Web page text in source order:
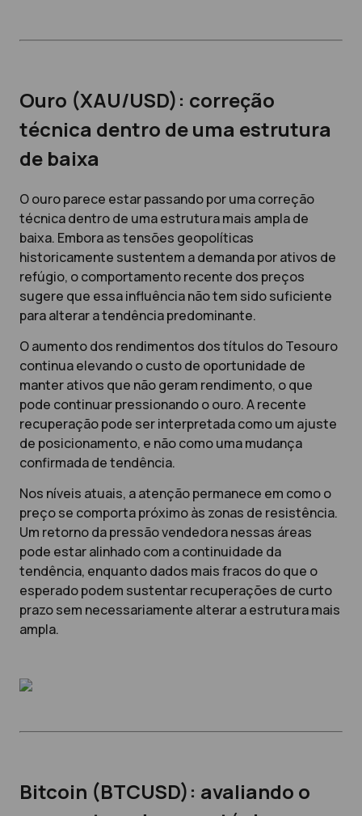
Ouro (XAU/USD): correção
técnica dentro de uma estrutura
de baixa
O ouro parece estar passando por uma correção
técnica dentro de uma estrutura mais ampla de
baixa. Embora as tensões geopolíticas
historicamente sustentem a demanda por ativos de
refúgio, o comportamento recente dos preços
sugere que essa influência não tem sido suficiente
para alterar a tendência predominante.
O aumento dos rendimentos dos títulos do Tesouro
continua elevando o custo de oportunidade de
manter ativos que não geram rendimento, o que
pode continuar pressionando o ouro. A recente
recuperação pode ser interpretada como um ajuste
de posicionamento, e não como uma mudança
confirmada de tendência.
Nos níveis atuais, a atenção permanece em como o
preço se comporta próximo às zonas de resistência.
Um retorno da pressão vendedora nessas áreas
pode estar alinhado com a continuidade da
tendência, enquanto dados mais fracos do que o
esperado podem sustentar recuperações de curto
prazo sem necessariamente alterar a estrutura mais
ampla.
Bitcoin (BTCUSD): avaliando o